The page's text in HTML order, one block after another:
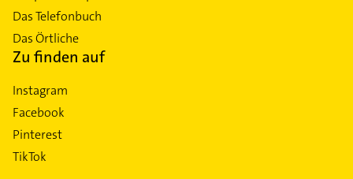
Das Telefonbuch
Das Örtliche
Zu finden auf
Instagram
Facebook
Pinterest
TikTok